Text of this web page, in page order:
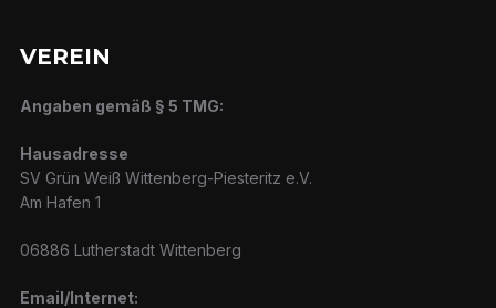
VEREIN
Angaben gemäß § 5 TMG:
Hausadresse
SV Grün Weiß Wittenberg-Piesteritz e.V.
Am Hafen 1
06886 Lutherstadt Wittenberg
Email/Internet: